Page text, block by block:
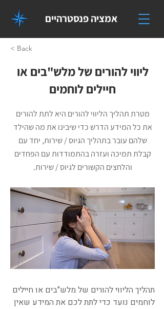
אמציה פנסטרהיים
< Back
ליווי להורים של מלש"בים או
חיילים לוחמים
מטרת תהליך הליווי להורים היא לתת להורים
את כל המידע הדרש כדי שיבינו את מה שהילד
שלהם עובר בתהליך הגיוס / שירות, יחד עם
קבלת תמיכה ועזרה בהתמודדות עם הפחדים
והלחצים הקשורים לגיוס / שירות.
תהליך הליווי להורים של מלש"בים או חיילים
לוחמים נועד כדי לתת לכם את המידע שאין